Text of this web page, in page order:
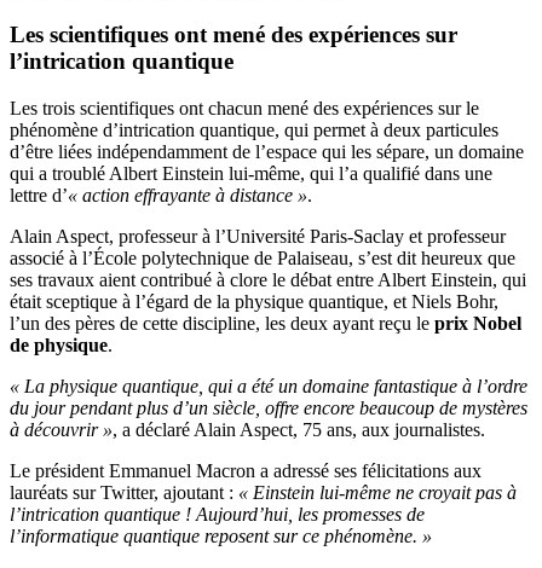
Les scientifiques ont mené des expériences sur
l’intrication quantique
Les trois scientifiques ont chacun mené des expériences sur le
phénomène d’intrication quantique, qui permet à deux particules
d’être liées indépendamment de l’espace qui les sépare, un domaine
qui a troublé Albert Einstein lui-même, qui l’a qualifié dans une
lettre d’« action effrayante à distance ».
Alain Aspect, professeur à l’Université Paris-Saclay et professeur
associé à l’École polytechnique de Palaiseau, s’est dit heureux que
ses travaux aient contribué à clore le débat entre Albert Einstein, qui
était sceptique à l’égard de la physique quantique, et Niels Bohr,
l’un des pères de cette discipline, les deux ayant reçu le prix Nobel
de physique.
« La physique quantique, qui a été un domaine fantastique à l’ordre
du jour pendant plus d’un siècle, offre encore beaucoup de mystères
à découvrir », a déclaré Alain Aspect, 75 ans, aux journalistes.
Le président Emmanuel Macron a adressé ses félicitations aux
lauréats sur Twitter, ajoutant : « Einstein lui-même ne croyait pas à
l’intrication quantique ! Aujourd’hui, les promesses de
l’informatique quantique reposent sur ce phénomène. »